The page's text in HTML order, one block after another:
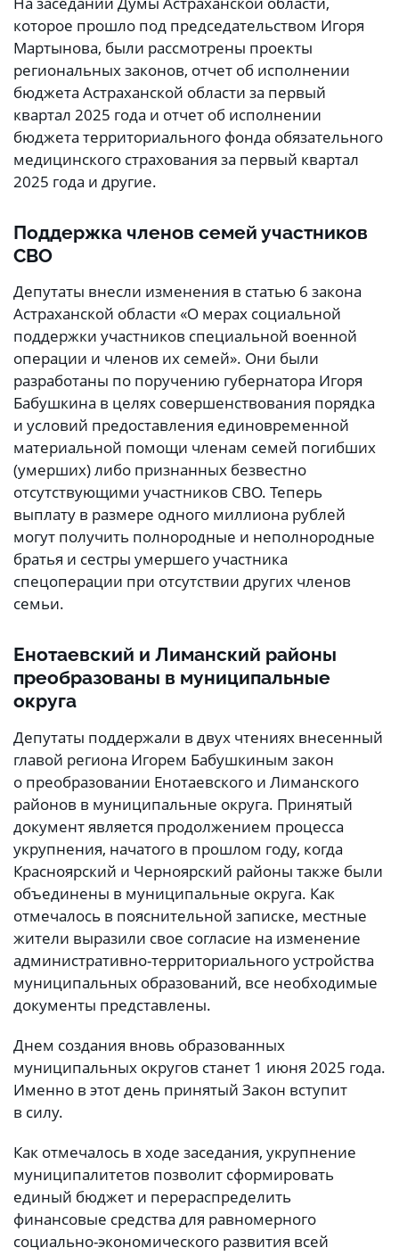
которое прошло под председательством Игоря
Мартынова, были рассмотрены проекты
региональных законов, отчет об исполнении
бюджета Астраханской области за первый
квартал 2025 года и отчет об исполнении
бюджета территориального фонда обязательного
медицинского страхования за первый квартал
2025 года и другие.
Поддержка членов семей участников
СВО
Депутаты внесли изменения в статью 6 закона
Астраханской области «О мерах социальной
поддержки участников специальной военной
операции и членов их семей». Они были
разработаны по поручению губернатора Игоря
Бабушкина в целях совершенствования порядка
и условий предоставления единовременной
материальной помощи членам семей погибших
(умерших) либо признанных безвестно
отсутствующими участников СВО. Теперь
выплату в размере одного миллиона рублей
могут получить полнородные и неполнородные
братья и сестры умершего участника
спецоперации при отсутствии других членов
семьи.
Енотаевский и Лиманский районы
преобразованы в муниципальные
округа
Депутаты поддержали в двух чтениях внесенный
главой региона Игорем Бабушкиным закон
о преобразовании Енотаевского и Лиманского
районов в муниципальные округа. Принятый
документ является продолжением процесса
укрупнения, начатого в прошлом году, когда
Красноярский и Черноярский районы также были
объединены в муниципальные округа. Как
отмечалось в пояснительной записке, местные
жители выразили свое согласие на изменение
административно-территориального устройства
муниципальных образований, все необходимые
документы представлены.
Днем создания вновь образованных
муниципальных округов станет 1 июня 2025 года.
Именно в этот день принятый Закон вступит
в силу.
Как отмечалось в ходе заседания, укрупнение
муниципалитетов позволит сформировать
единый бюджет и перераспределить
финансовые средства для равномерного
социально-экономического развития всей